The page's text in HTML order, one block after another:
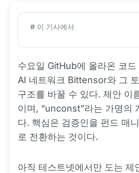
# 이 기사에서
수요일 GitHub에 올라온 코드
AI 네트워크 Bittensor와 그
구조를 바꿀 수 있다. 제안 이
이며, “unconst”라는 가명의
다. 핵심은 검증인을 펀드 매
로 전환하는 것이다.
아직 테스트넷에서만 도는 제